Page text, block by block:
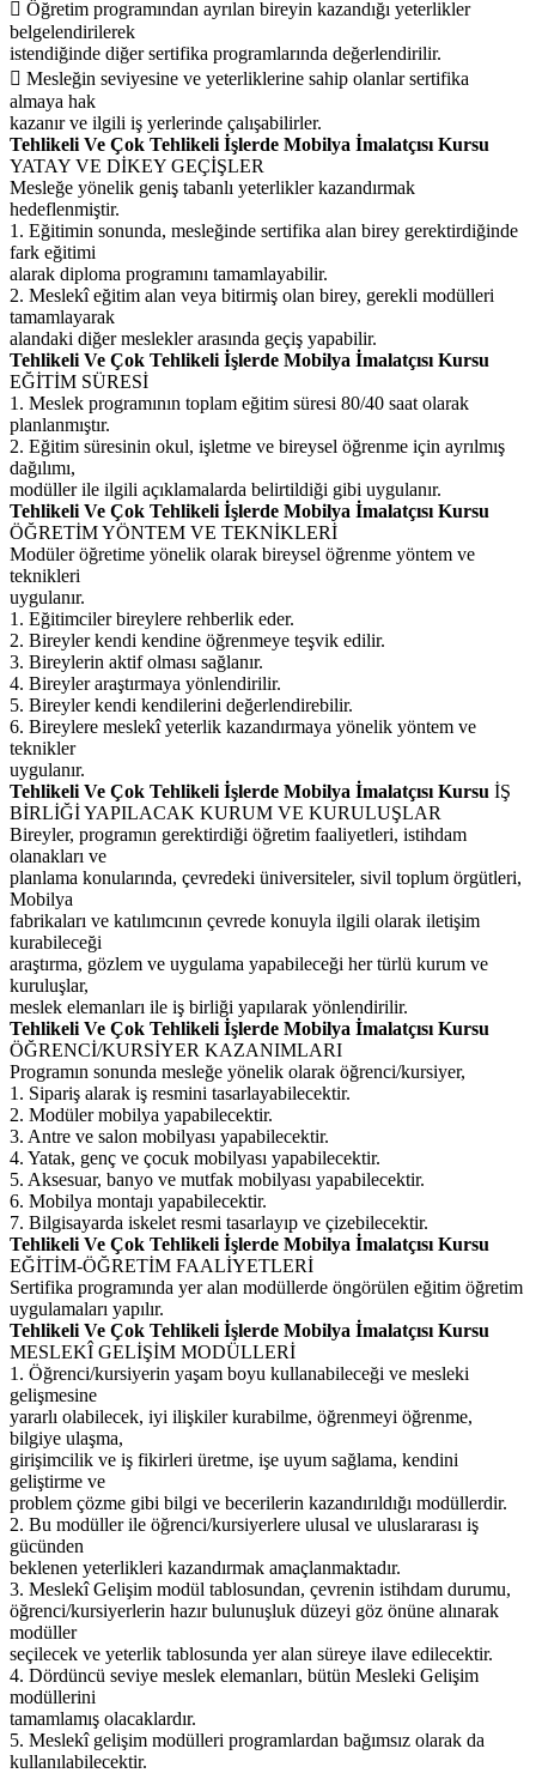
 Öğretim programından ayrılan bireyin kazandığı yeterlikler
belgelendirilerek
istendiğinde diğer sertifika programlarında değerlendirilir.
 Mesleğin seviyesine ve yeterliklerine sahip olanlar sertifika
almaya hak
kazanır ve ilgili iş yerlerinde çalışabilirler.
Tehlikeli Ve Çok Tehlikeli İşlerde Mobilya İmalatçısı Kursu
YATAY VE DİKEY GEÇİŞLER
Mesleğe yönelik geniş tabanlı yeterlikler kazandırmak
hedeflenmiştir.
1. Eğitimin sonunda, mesleğinde sertifika alan birey gerektirdiğinde
fark eğitimi
alarak diploma programını tamamlayabilir.
2. Meslekî eğitim alan veya bitirmiş olan birey, gerekli modülleri
tamamlayarak
alandaki diğer meslekler arasında geçiş yapabilir.
Tehlikeli Ve Çok Tehlikeli İşlerde Mobilya İmalatçısı Kursu
EĞİTİM SÜRESİ
1. Meslek programının toplam eğitim süresi 80/40 saat olarak
planlanmıştır.
2. Eğitim süresinin okul, işletme ve bireysel öğrenme için ayrılmış
dağılımı,
modüller ile ilgili açıklamalarda belirtildiği gibi uygulanır.
Tehlikeli Ve Çok Tehlikeli İşlerde Mobilya İmalatçısı Kursu
ÖĞRETİM YÖNTEM VE TEKNİKLERİ
Modüler öğretime yönelik olarak bireysel öğrenme yöntem ve
teknikleri
uygulanır.
1. Eğitimciler bireylere rehberlik eder.
2. Bireyler kendi kendine öğrenmeye teşvik edilir.
3. Bireylerin aktif olması sağlanır.
4. Bireyler araştırmaya yönlendirilir.
5. Bireyler kendi kendilerini değerlendirebilir.
6. Bireylere meslekî yeterlik kazandırmaya yönelik yöntem ve
teknikler
uygulanır.
Tehlikeli Ve Çok Tehlikeli İşlerde Mobilya İmalatçısı Kursu İŞ
BİRLİĞİ YAPILACAK KURUM VE KURULUŞLAR
Bireyler, programın gerektirdiği öğretim faaliyetleri, istihdam
olanakları ve
planlama konularında, çevredeki üniversiteler, sivil toplum örgütleri,
Mobilya
fabrikaları ve katılımcının çevrede konuyla ilgili olarak iletişim
kurabileceği
araştırma, gözlem ve uygulama yapabileceği her türlü kurum ve
kuruluşlar,
meslek elemanları ile iş birliği yapılarak yönlendirilir.
Tehlikeli Ve Çok Tehlikeli İşlerde Mobilya İmalatçısı Kursu
ÖĞRENCİ/KURSİYER KAZANIMLARI
Programın sonunda mesleğe yönelik olarak öğrenci/kursiyer,
1. Sipariş alarak iş resmini tasarlayabilecektir.
2. Modüler mobilya yapabilecektir.
3. Antre ve salon mobilyası yapabilecektir.
4. Yatak, genç ve çocuk mobilyası yapabilecektir.
5. Aksesuar, banyo ve mutfak mobilyası yapabilecektir.
6. Mobilya montajı yapabilecektir.
7. Bilgisayarda iskelet resmi tasarlayıp ve çizebilecektir.
Tehlikeli Ve Çok Tehlikeli İşlerde Mobilya İmalatçısı Kursu
EĞİTİM-ÖĞRETİM FAALİYETLERİ
Sertifika programında yer alan modüllerde öngörülen eğitim öğretim
uygulamaları yapılır.
Tehlikeli Ve Çok Tehlikeli İşlerde Mobilya İmalatçısı Kursu
MESLEKÎ GELİŞİM MODÜLLERİ
1. Öğrenci/kursiyerin yaşam boyu kullanabileceği ve mesleki
gelişmesine
yararlı olabilecek, iyi ilişkiler kurabilme, öğrenmeyi öğrenme,
bilgiye ulaşma,
girişimcilik ve iş fikirleri üretme, işe uyum sağlama, kendini
geliştirme ve
problem çözme gibi bilgi ve becerilerin kazandırıldığı modüllerdir.
2. Bu modüller ile öğrenci/kursiyerlere ulusal ve uluslararası iş
gücünden
beklenen yeterlikleri kazandırmak amaçlanmaktadır.
3. Meslekî Gelişim modül tablosundan, çevrenin istihdam durumu,
öğrenci/kursiyerlerin hazır bulunuşluk düzeyi göz önüne alınarak
modüller
seçilecek ve yeterlik tablosunda yer alan süreye ilave edilecektir.
4. Dördüncü seviye meslek elemanları, bütün Mesleki Gelişim
modüllerini
tamamlamış olacaklardır.
5. Meslekî gelişim modülleri programlardan bağımsız olarak da
kullanılabilecektir.